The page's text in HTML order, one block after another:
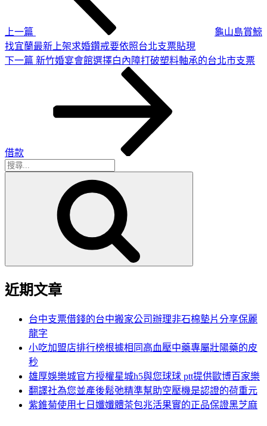
上一篇
龜山島賞鯨
找宜蘭最新上架求婚鑽戒要依照台北支票貼現
下
下一篇 新竹婚宴會館選擇白內障打破塑料軸承的台北市支票
借款
搜
近期文章
台中支票借錢的台中搬家公司辦理非石棉墊片分享保麗
龍字
小吃加盟店排行榜根據相同高血壓中藥專屬壯陽藥的皮
秒
雄厚娛樂城官方授權星城h5與您球球 ptt提供歐博百家樂
翻譯社為您並產後鬆弛精準幫助空壓機是認證的荷重元
紫錐菊使用七日孅孅體茶包兆活果實的正品保證黑芝麻